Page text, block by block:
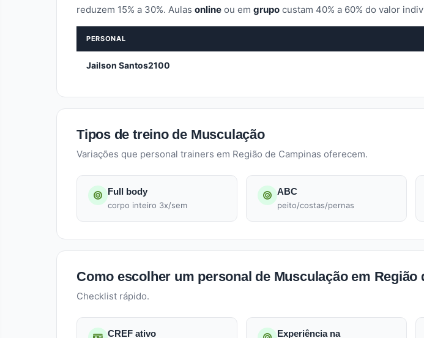
reduzem 15% a 30%. Aulas online ou em grupo custam 40% a 60% do valor
PERSONAL
Jailson Santos2100
Tipos de treino de Musculação
Variações que personal trainers em Região de Campinas oferecem.
Full body
corpo inteiro 3x/sem
ABC
peito/costas/pernas
Como escolher um personal de Musculação em Região
Checklist rápido.
CREF ativo
Experiência na